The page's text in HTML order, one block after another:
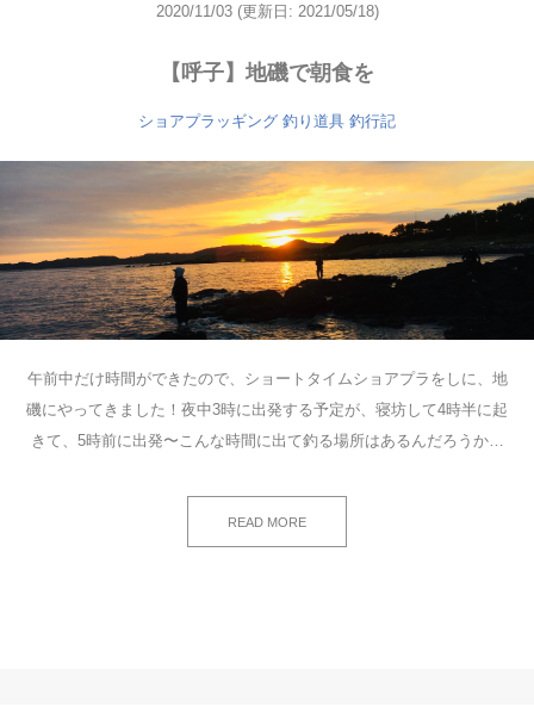
2020/11/03 (更新日: 2021/05/18)
【呼子】地磯で朝食を
ショアプラッギング 釣り道具 釣行記
午前中だけ時間ができたので、ショートタイムショアプラをしに、地
磯にやってきました！夜中3時に出発する予定が、寝坊して4時半に起
きて、5時前に出発〜こんな時間に出て釣る場所はあるんだろうか…
READ MORE